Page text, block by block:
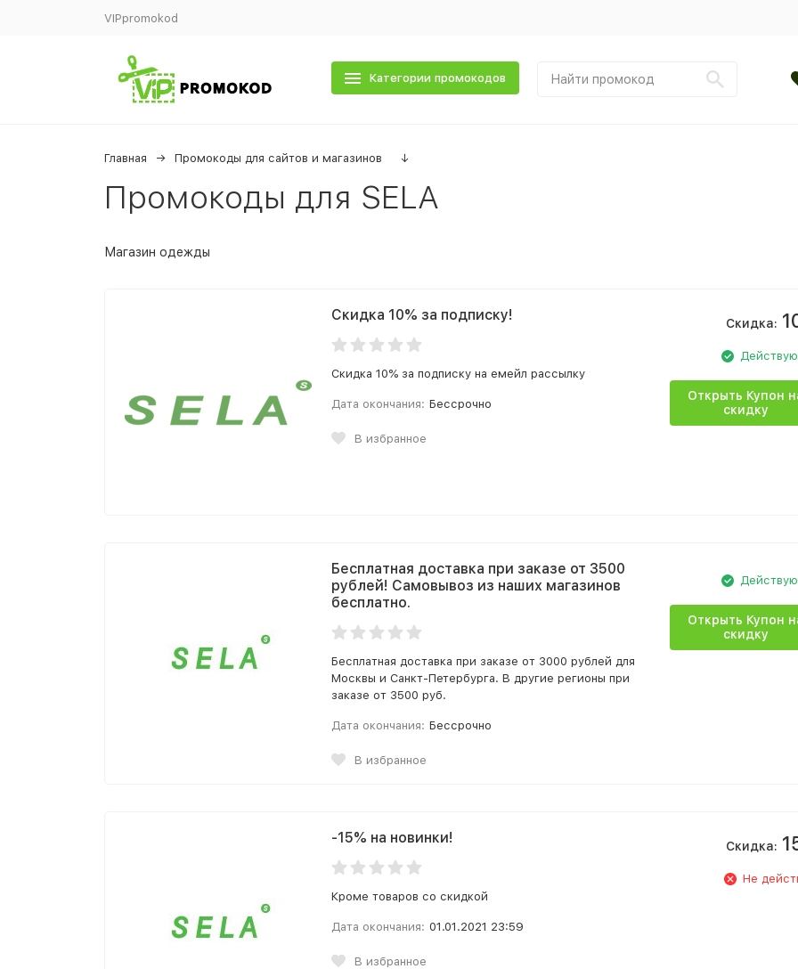
VIPpromokod
Категории промокодов
Главная Промокоды для сайтов и магазинов ↓
Промокоды для SELA
Магазин одежды
Скидка 10% за подписку!
Скидка 10% за подписку на емейл рассылку
Дата окончания: Бессрочно
В избранное
Скидка:
Открыть Купон
скидку
Бесплатная доставка при заказе от 3500
рублей! Самовывоз из наших магазинов
бесплатно.
Бесплатная доставка при заказе от 3000 рублей для
Москвы и Санкт-Петербурга. В другие регионы при
заказе от 3500 руб.
Дата окончания: Бессрочно
В избранное
Открыть Купон
скидку
-15% на новинки!
Кроме товаров со скидкой
Дата окончания: 01.01.2021 23:59
В избранное
Скидка:
Не